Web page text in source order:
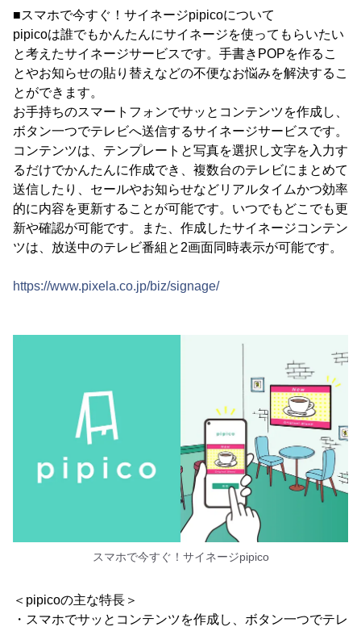
■スマホで今すぐ！サイネージpipicoについて
pipicoは誰でもかんたんにサイネージを使ってもらいたい
と考えたサイネージサービスです。手書きPOPを作るこ
とやお知らせの貼り替えなどの不便なお悩みを解決するこ
とができます。
お手持ちのスマートフォンでサッとコンテンツを作成し、
ボタン一つでテレビへ送信するサイネージサービスです。
コンテンツは、テンプレートと写真を選択し文字を入力す
るだけでかんたんに作成でき、複数台のテレビにまとめて
送信したり、セールやお知らせなどリアルタイムかつ効率
的に内容を更新することが可能です。いつでもどこでも更
新や確認が可能です。また、作成したサイネージコンテン
ツは、放送中のテレビ番組と2画面同時表示が可能です。
https://www.pixela.co.jp/biz/signage/
スマホで今すぐ！サイネージpipico
＜pipicoの主な特長＞
・スマホでサッとコンテンツを作成し、ボタン一つでテレ